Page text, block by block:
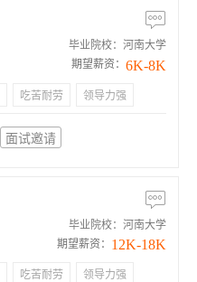
毕业院校：河南大学
期望薪资： 6K-8K
吃苦耐劳 领导力强
面试邀请
毕业院校：河南大学
期望薪资： 12K-18K
吃苦耐劳 领导力强